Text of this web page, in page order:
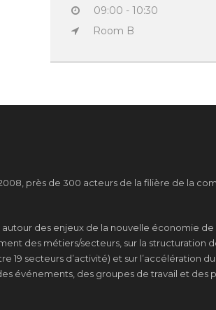
09:00 - 10:30
Room B
près de 300 acteurs de la filière de la
des enjeux de la nouvelle économie
des métiers/secteurs, sur la structuration
19 secteurs d’activité) et sur l’accélération
événements, des groupes de travail et des